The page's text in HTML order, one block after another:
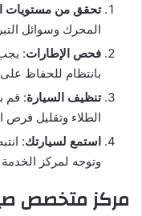
تحقق من مستويات
المحرك وسوائل
فحص الإطارات:
بانتظام للحفاظ على
تنظيف السيارة: قم
الطلاء وتقليل فرص
استمع لسيارتك:
وتوجه لمركز
مركز متخصص